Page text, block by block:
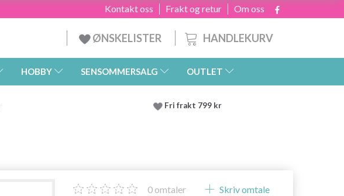
Om oss
Frakt og retur
Kontakt oss
HANDLEKURV
ØNSKELISTER
HOBBY SENSOMMERSALG OUTLET
Fri frakt 799 kr
0 omtaler Skriv omtale